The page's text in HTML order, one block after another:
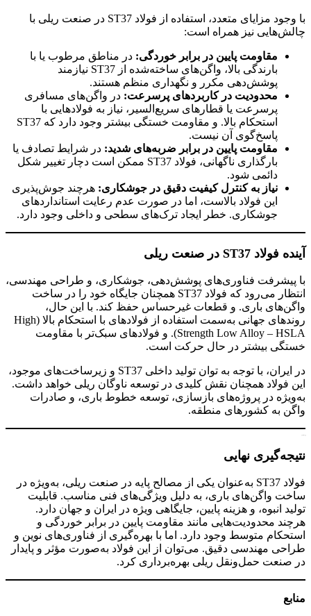
با وجود مزایای متعدد، استفاده از فولاد ST37 در صنعت ریلی با
چالش‌هایی نیز همراه است:
مقاومت پایین در برابر خوردگی: در مناطق مرطوب یا با
بارندگی بالا، واگن‌های ساخته‌شده از ST37 نیازمند
پوشش‌دهی مکرر و نگهداری منظم هستند.
محدودیت در کاربردهای پرسرعت: در واگن‌های مسافری
پرسرعت یا قطارهای سریع‌السیر، نیاز به فولادهایی با
استحکام بالا. و مقاومت خستگی بیشتر وجود دارد که ST37
پاسخ‌گوی آن نیست.
مقاومت پایین در برابر ضربه‌های شدید: در شرایط تصادف یا
بارگذاری ناگهانی، فولاد ST37 ممکن است دچار تغییر شکل
دائمی شود.
نیاز به کنترل کیفیت دقیق در جوشکاری: هرچند جوش‌پذیری
این فولاد بالاست، اما در صورت عدم رعایت استانداردهای
جوشکاری. خطر ایجاد ترک‌های سطحی و داخلی وجود دارد.
آینده فولاد ST37 در صنعت ریلی
با پیشرفت فناوری‌های پوشش‌دهی، جوشکاری، و طراحی مهندسی،
انتظار می‌رود که فولاد ST37 همچنان جایگاه خود را در ساخت
واگن‌های باری. و قطعات غیرحساس حفظ کند. با این حال،
روندهای جهانی به‌سمت استفاده از فولادهای با استحکام بالا (High
Strength Low Alloy – HSLA). و فولادهای سبک‌تر با مقاومت
خستگی بیشتر در حال حرکت است.
در ایران، با توجه به توان تولید داخلی ST37 و زیرساخت‌های موجود،
این فولاد همچنان نقش کلیدی در توسعه ناوگان ریلی خواهد داشت.
به‌ویژه در پروژه‌های بازسازی، توسعه خطوط باری، و صادرات
واگن به کشورهای منطقه.
نتیجه‌گیری نهایی
فولاد ST37 به‌عنوان یکی از مصالح پایه در صنعت ریلی، به‌ویژه در
ساخت واگن‌های باری، به دلیل ویژگی‌های فنی مناسب. قابلیت
تولید انبوه، و هزینه پایین، جایگاهی ویژه در ایران و جهان دارد.
هرچند محدودیت‌هایی مانند مقاومت پایین در برابر خوردگی و
استحکام متوسط وجود دارد. اما با بهره‌گیری از فناوری‌های نوین و
طراحی مهندسی دقیق. می‌توان از این فولاد به‌صورت مؤثر و پایدار
در صنعت حمل‌ونقل ریلی بهره‌برداری کرد.
منابع